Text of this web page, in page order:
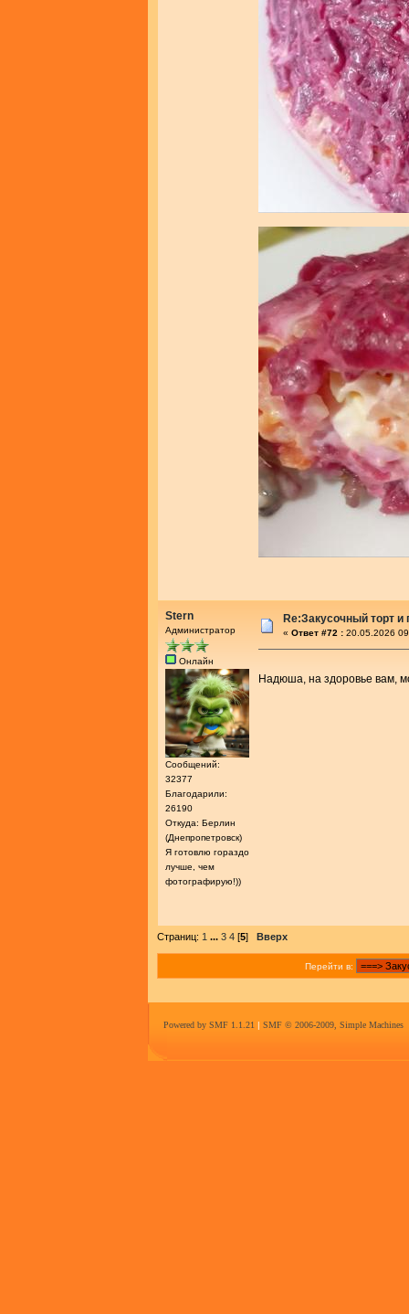
Stern
Администратор
Онлайн
Сообщений:
32377
Благодарили:
26190
Откуда: Берлин
(Днепропетровск)
Я готовлю гораздо
лучше, чем
фотографирую!))
Re:Закусочный торт
« Ответ #72 : 20.05.2026
Надюша, на здоровье вам,
Страниц: 1 ... 3 4 [5] Вверх
Перейти в:
Powered by SMF 1.1.21 | SMF © 2006-2009, Simple Machines